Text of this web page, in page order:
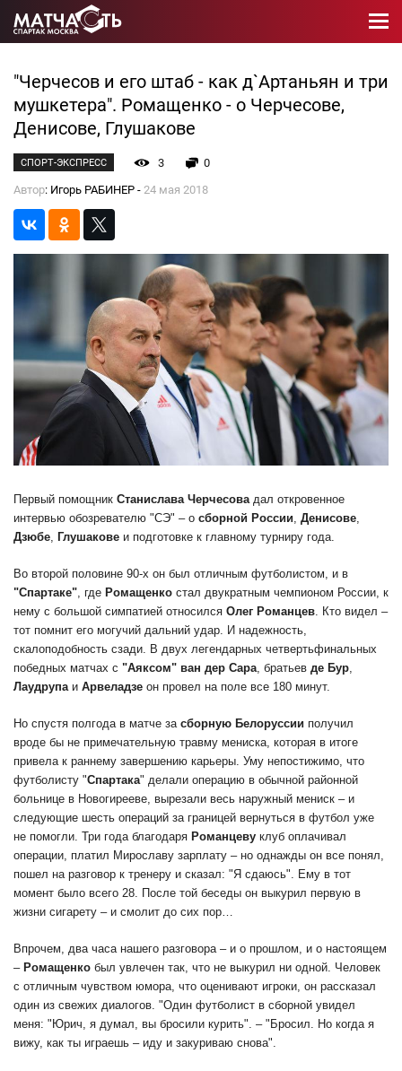
"Черчесов и его штаб - как д`Артаньян и три
мушкетера". Ромащенко - о Черчесове,
Денисове, Глушакове
СПОРТ-ЭКСПРЕСС 3
0
Автор: Игорь РАБИНЕР - 24 мая 2018
Первый помощник Станислава Черчесова дал откровенное
интервью обозревателю "СЭ" – о сборной России Денисове
Дзюбе Глушакове и подготовке к главному турниру года.
Во второй половине 90-х он был отличным футболистом, и в
"Спартаке" , где Ромащенко стал двукратным чемпионом России, к
нему с большой симпатией относился Олег Романцев . Кто видел –
тот помнит его могучий дальний удар. И надежность,
скалоподобность сзади. В двух легендарных четвертьфинальных
победных матчах с "Аяксом" ван дер Сара , братьев де Бур
Лаудрупа и Арвеладзе он провел на поле все 180 минут.
Но спустя полгода в матче за сборную Белоруссии получил
вроде бы не примечательную травму мениска, которая в итоге
привела к раннему завершению карьеры. Уму непостижимо, что
футболисту "Спартака" делали операцию в обычной районной
больнице в Новогирееве, вырезали весь наружный мениск – и
следующие шесть операций за границей вернуться в футбол уже
не помогли. Три года благодаря Романцеву клуб оплачивал
операции, платил Мирославу зарплату – но однажды он все понял,
пошел на разговор к тренеру и сказал: "Я сдаюсь". Ему в тот
момент было всего 28. После той беседы он выкурил первую в
жизни сигарету – и смолит до сих пор…
Впрочем, два часа нашего разговора – и о прошлом, и о настоящем
– Ромащенко был увлечен так, что не выкурил ни одной. Человек
с отличным чувством юмора, что оценивают игроки, он рассказал
один из свежих диалогов. "Один футболист в сборной увидел
меня: "Юрич, я думал, вы бросили курить". – "Бросил. Но когда я
вижу, как ты играешь – иду и закуриваю снова".